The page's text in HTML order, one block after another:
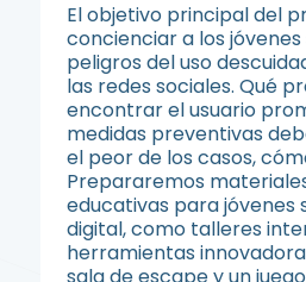
El objetivo principal del
concienciar a los
peligros del uso
las redes sociales. Qué
encontrar el usuario
medidas preventivas
el peor de los casos,
Prepararemos
educativas para jóvenes
digital, como talleres
herramientas